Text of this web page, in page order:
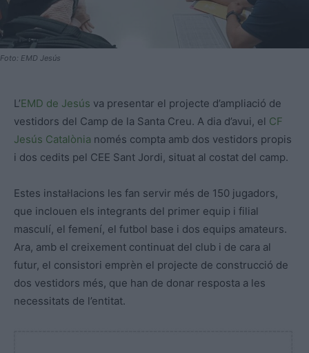
Foto: EMD Jesús
L’EMD de Jesús va presentar el projecte d’ampliació de
vestidors del Camp de la Santa Creu. A dia d’avui, el CF
Jesús Catalònia només compta amb dos vestidors propis
i dos cedits pel CEE Sant Jordi, situat al costat del camp.
Estes instal·lacions les fan servir més de 150 jugadors,
que inclouen els integrants del primer equip i filial
masculí, el femení, el futbol base i dos equips amateurs.
Ara, amb el creixement continuat del club i de cara al
futur, el consistori emprèn el projecte de construcció de
dos vestidors més, que han de donar resposta a les
necessitats de l’entitat.